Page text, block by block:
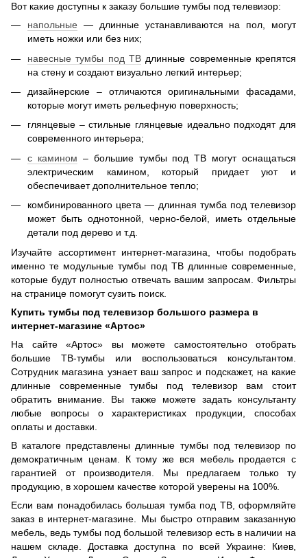
Вот какие доступны к заказу большие тумбы под телевизор:
напольные — длинные устанавливаются на пол, могут
иметь ножки или без них;
навесные тумбы под ТВ длинные современные крепятся
на стену и создают визуально легкий интерьер;
дизайнерские – отличаются оригинальными фасадами,
которые могут иметь рельефную поверхность;
глянцевые – стильные глянцевые идеально подходят для
современного интерьера;
с камином – большие тумбы под ТВ могут оснащаться
электрическим камином, который придает уют и
обеспечивает дополнительное тепло;
комбинированного цвета — длинная тумба под телевизор
может быть однотонной, черно-белой, иметь отдельные
детали под дерево и т.д.
Изучайте ассортимент интернет-магазина, чтобы подобрать
именно те модульные тумбы под ТВ длинные современные,
которые будут полностью отвечать вашим запросам. Фильтры
на странице помогут сузить поиск.
Купить тумбы под телевизор большого размера в
интернет-магазине «Артос»
На сайте «Артос» вы можете самостоятельно отобрать
большие ТВ-тумбы или воспользоваться консультантом.
Сотрудник магазина узнает ваш запрос и подскажет, на какие
длинные современные тумбы под телевизор вам стоит
обратить внимание. Вы также можете задать консультанту
любые вопросы о характеристиках продукции, способах
оплаты и доставки.
В каталоге представлены длинные тумбы под телевизор по
демократичным ценам. К тому же вся мебель продается с
гарантией от производителя. Мы предлагаем только ту
продукцию, в хорошем качестве которой уверены на 100%.
Если вам понадобилась большая тумба под ТВ, оформляйте
заказ в интернет-магазине. Мы быстро отправим заказанную
мебель, ведь тумбы под большой телевизор есть в наличии на
нашем складе. Доставка доступна по всей Украине: Киев,